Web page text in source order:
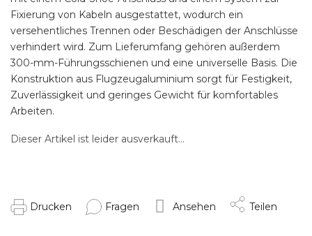
Dieser Artikel ist leider ausverkauft…
Fixierung von Kabeln ausgestattet, wodurch ein
versehentliches Trennen oder Beschädigen der Anschlüsse
verhindert wird. Zum Lieferumfang gehören außerdem
300-mm-Führungsschienen und eine universelle Basis. Die
Konstruktion aus Flugzeugaluminium sorgt für Festigkeit,
Zuverlässigkeit und geringes Gewicht für komfortables
Arbeiten.
Drucken Fragen Ansehen Teilen